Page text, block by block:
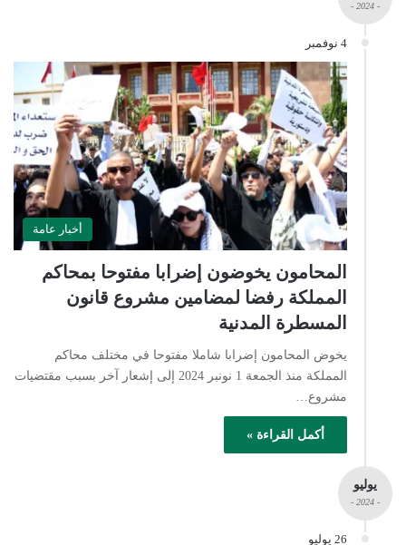
- 2024 -
4 نوفمبر
أخبار عامة
المحامون يخوضون إضرابا مفتوحا بمحاكم
المملكة رفضا لمضامين مشروع قانون
المسطرة المدنية
يخوض المحامون إضرابا شاملا مفتوحا في مختلف محاكم
المملكة منذ الجمعة 1 نونبر 2024 إلى إشعار آخر بسبب مقتضيات
مشروع…
أكمل القراءة »
يوليو
- 2024 -
26 يوليو